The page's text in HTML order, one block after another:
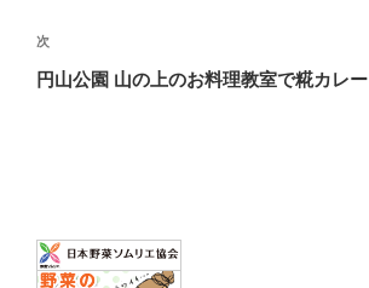
ビ
ゲ
稿
次
の
次
円山公園 山の上のお料理教室で糀カレー